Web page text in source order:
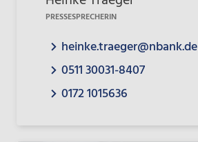
PRESSESPRECHERIN
heinke.traeger@nbank.de
0511 30031-8407
0172 1015636